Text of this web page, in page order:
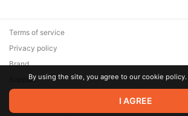
© 2026 Zaya Solutions Limited. All rights
are the property of their respective owners.
Terms of service
Privacy policy
Brand
SupportBy using the site, you agree to our cookie policy.
I AGREE